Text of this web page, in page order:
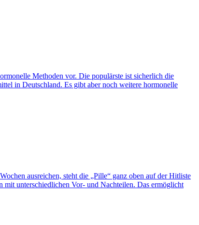
Methoden vor. Die populärste ist sicherlich die
in Deutschland. Es gibt aber noch weitere hormonelle
ausreichen, steht die „Pille“ ganz oben auf der Hitliste
unterschiedlichen Vor- und Nachteilen. Das ermöglicht